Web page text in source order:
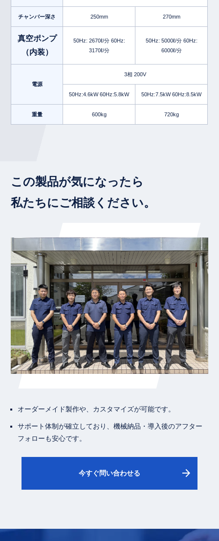
チャンバー深さ 250mm 270mm
真空ポンプ
（内装）
50Hz: 2670ℓ/分 60Hz:
3170ℓ/分
50Hz: 5000ℓ/分 60Hz:
6000ℓ/分
電源
3相 200V
50Hz:4.6kW 60Hz:5.8kW 50Hz:7.5kW 60Hz:8.5kW
重量 600kg 720kg
この製品が気になったら
私たちにご相談ください。
オーダーメイド製作や、カスタマイズが可能です。
サポート体制が確立しており、機械納品・導入後のアフター
フォローも安心です。
今すぐ問い合わせる arrow_forward